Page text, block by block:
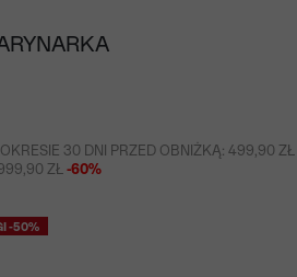
30 DNI PRZED OBNIŻKĄ: 499,90 ZŁ
ZŁ -60%
-50%